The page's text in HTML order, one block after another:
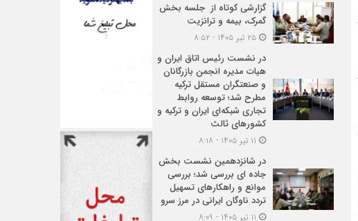
گزارشی کوتاه از جلسه بخش
گمرک، بیمه و ترانزیت
۲۵ تیر ۱۴۰۵ - ۸:۵۲
در نشست رئیس اتاق ایران و
هیات مدیره انجمن بازرگانان
و صنعتگران مستقل ترکیه
مطرح شد؛ توسعه روابط
تجاری شبکه‌ای ایران و ترکیه و
کشورهای ثالث
در شانزدهمین نشست بخش
جاده ای بررسی شد؛ بررسی
موانع و راهکارهای تسهیل
تردد ناوگان ایرانی در مرز سرو